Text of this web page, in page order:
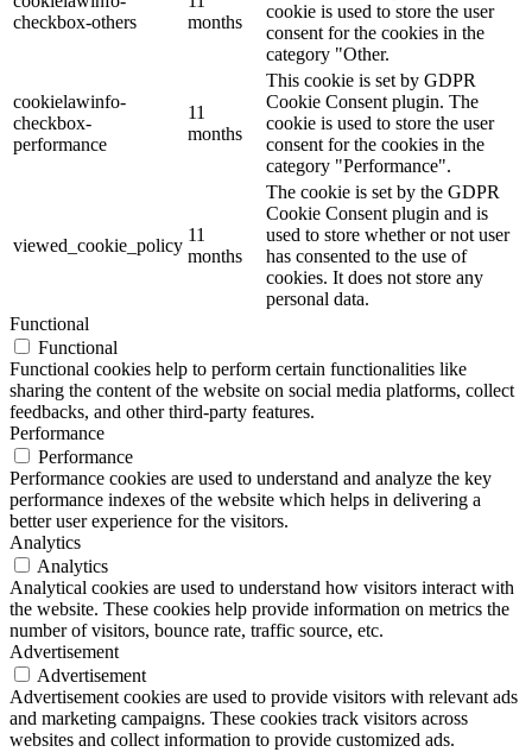
checkbox-others
months
cookie is used to store the user
consent for the cookies in the
category "Other.
cookielawinfo-
checkbox-
performance
11
months
This cookie is set by GDPR
Cookie Consent plugin. The
cookie is used to store the user
consent for the cookies in the
category "Performance".
viewed_cookie_policy
11
months
The cookie is set by the GDPR
Cookie Consent plugin and is
used to store whether or not user
has consented to the use of
cookies. It does not store any
personal data.
Functional
Functional
Functional cookies help to perform certain functionalities like
sharing the content of the website on social media platforms, collect
feedbacks, and other third-party features.
Performance
Performance
Performance cookies are used to understand and analyze the key
performance indexes of the website which helps in delivering a
better user experience for the visitors.
Analytics
Analytics
Analytical cookies are used to understand how visitors interact with
the website. These cookies help provide information on metrics the
number of visitors, bounce rate, traffic source, etc.
Advertisement
Advertisement
Advertisement cookies are used to provide visitors with relevant ads
and marketing campaigns. These cookies track visitors across
websites and collect information to provide customized ads.